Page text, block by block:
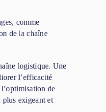
comme
de la chaîne
logistique. Une
l’efficacité
de
plus exigeant et